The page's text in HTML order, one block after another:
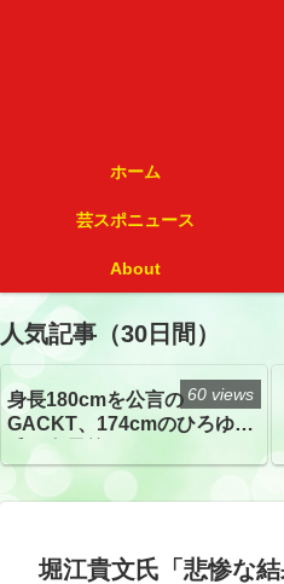
ホーム
芸スポニュース
About
人気記事（30日間）
身長180cmを公言の
GACKT、174cmのひろゆき
トざわつき イベントでの写
真が話題
60 views
堀江貴文氏「悲惨な